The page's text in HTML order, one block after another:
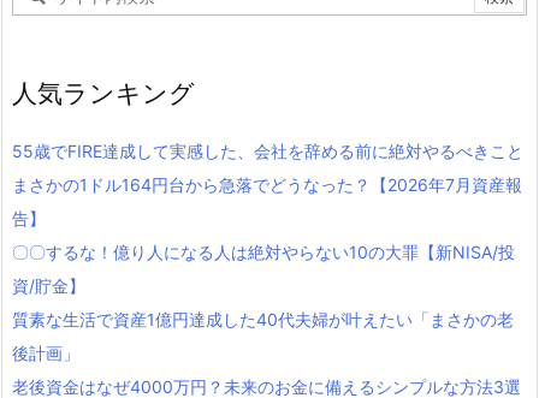
人気ランキング
55歳でFIRE達成して実感した、会社を辞める前に絶対やるべきこと
まさかの1ドル164円台から急落でどうなった？【2026年7月資産報
告】
〇〇するな！億り人になる人は絶対やらない10の大罪【新NISA/投
資/貯金】
質素な生活で資産1億円達成した40代夫婦が叶えたい「まさかの老
後計画」
老後資金はなぜ4000万円？未来のお金に備えるシンプルな方法3選